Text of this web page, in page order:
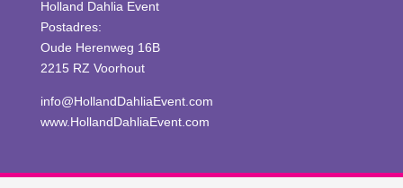
Holland Dahlia Event
Postadres:
Oude Herenweg 16B
2215 RZ Voorhout
info@HollandDahliaEvent.com
www.HollandDahliaEvent.com